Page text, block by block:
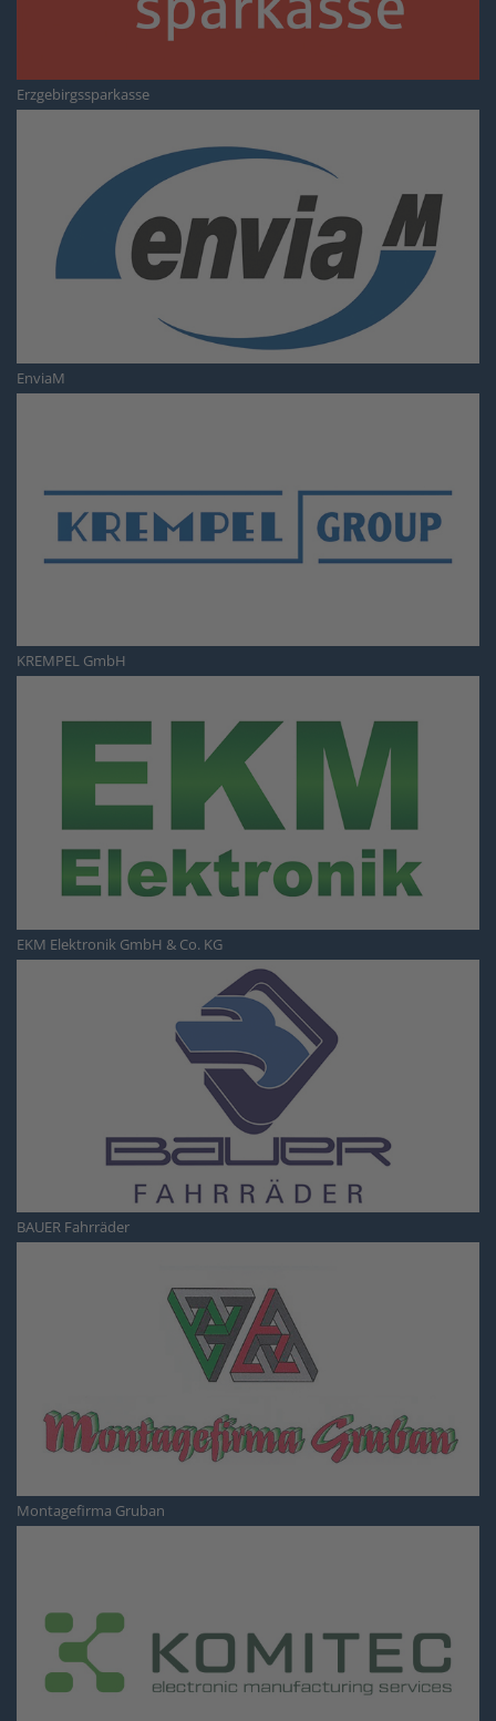
Erzgebirgssparkasse
EnviaM
KREMPEL GmbH
EKM Elektronik GmbH & Co. KG
BAUER Fahrräder
Montagefirma Gruban